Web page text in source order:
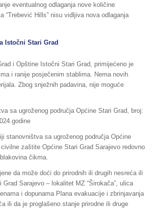
eventualnog odlaganja nove količine
“Trebević Hills” nisu vidljiva nova odlaganja
Istočni Stari Grad
i Opštine Istočni Stari Grad, primijećeno je
i ranije posječenim stablima. Nema novih
Zbog snježnih padavina, nije moguće
sa ugroženog područja Općine Stari Grad, broj:
stanovništva sa ugroženog područja Općine
zaštite Općine Stari Grad Sarajevo redovno
čikma.
da može doći do prirodnih ili drugih nesreća ili
Sarajevo – lokalitet MZ “Širokača”, ulica
i dopunama Plana evakuacije i zbrinjavanja
ili da je proglašeno stanje prirodne ili druge